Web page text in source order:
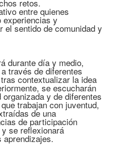
retos.
entre quienes
experiencias y
el sentido de comunidad y
durante día y medio,
través de diferentes
contextualizar la idea
se escucharán
y de diferentes
trabajan con juventud,
de una
de participación
se reflexionará
aprendizajes.